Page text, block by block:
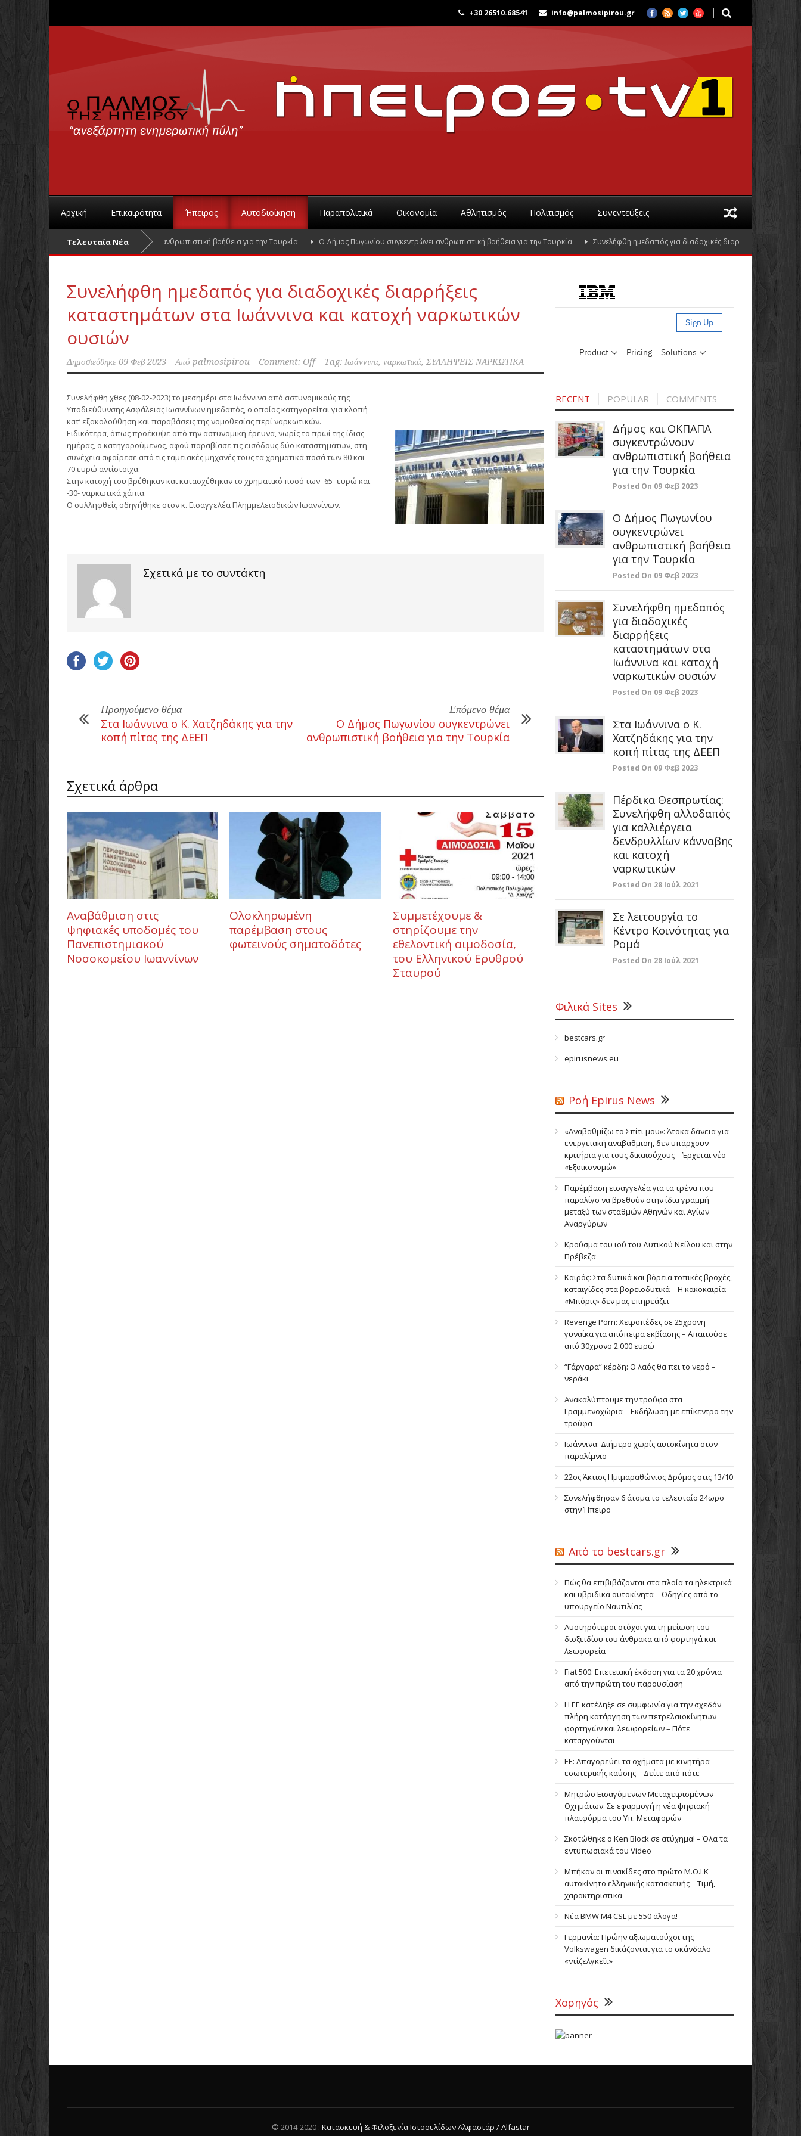
+30 26510.68541 info@palmosipirou.gr
Αρχική Επικαιρότητα Ήπειρος Αυτοδιοίκηση Παραπολιτικά Οικονομία Αθλητισμός Πολιτισμός Συνεντεύξεις
Τελευταία Νέα
Δήμος και ΟΚΠΑΠΑ συγκεντρώνουν ανθρωπιστική βοήθεια για την Τουρκία Ο Δήμος Πωγωνίου συγκεντρώνει ανθρωπιστική βοήθεια για την Τουρκία Συνελήφθη ημεδαπός για διαδοχικές διαρρήξεις καταστημάτων
Συνελήφθη ημεδαπός για διαδοχικές διαρρήξεις
καταστημάτων στα Ιωάννινα και κατοχή ναρκωτικών
ουσιών
Δημοσιεύθηκε 09 Φεβ 2023 Από palmosipirou Comment: Off Tag: Ιωάννινα, ναρκωτικά, ΣΥΛΛΗΨΕΙΣ ΝΑΡΚΩΤΙΚΑ
Συνελήφθη χθες (08-02-2023) το μεσημέρι στα Ιωάννινα από αστυνομικούς της
Υποδιεύθυνσης Ασφάλειας Ιωαννίνων ημεδαπός, ο οποίος κατηγορείται για κλοπή
κατ’ εξακολούθηση και παραβάσεις της νομοθεσίας περί ναρκωτικών.
Ειδικότερα, όπως προέκυψε από την αστυνομική έρευνα, νωρίς το πρωί της ίδιας
ημέρας, ο κατηγορούμενος, αφού παραβίασε τις εισόδους δύο καταστημάτων, στη
συνέχεια αφαίρεσε από τις ταμειακές μηχανές τους τα χρηματικά ποσά των 80 και
70 ευρώ αντίστοιχα.
Στην κατοχή του βρέθηκαν και κατασχέθηκαν το χρηματικό ποσό των -65- ευρώ και
-30- ναρκωτικά χάπια.
Ο συλληφθείς οδηγήθηκε στον κ. Εισαγγελέα Πλημμελειοδικών Ιωαννίνων.
Σχετικά με το συντάκτη
Προηγούμενο θέμα
Στα Ιωάννινα ο Κ. Χατζηδάκης για την
κοπή πίτας της ΔΕΕΠ
Επόμενο θέμα
Ο Δήμος Πωγωνίου συγκεντρώνει
ανθρωπιστική βοήθεια για την Τουρκία
Σχετικά άρθρα
Αναβάθμιση στις
ψηφιακές υποδομές του
Πανεπιστημιακού
Νοσοκομείου Ιωαννίνων
Ολοκληρωμένη
παρέμβαση στους
φωτεινούς σηματοδότες
Συμμετέχουμε &
στηρίζουμε την
εθελοντική αιμοδοσία,
του Ελληνικού Ερυθρού
Σταυρού
RECENT POPULAR COMMENTS
Δήμος και ΟΚΠΑΠΑ
συγκεντρώνουν
ανθρωπιστική βοήθεια
για την Τουρκία
Posted On 09 Φεβ 2023
Ο Δήμος Πωγωνίου
συγκεντρώνει
ανθρωπιστική βοήθεια
για την Τουρκία
Posted On 09 Φεβ 2023
Συνελήφθη ημεδαπός
για διαδοχικές
διαρρήξεις
καταστημάτων στα
Ιωάννινα και κατοχή
ναρκωτικών ουσιών
Posted On 09 Φεβ 2023
Στα Ιωάννινα ο Κ.
Χατζηδάκης για την
κοπή πίτας της ΔΕΕΠ
Posted On 09 Φεβ 2023
Πέρδικα Θεσπρωτίας:
Συνελήφθη αλλοδαπός
για καλλιέργεια
δενδρυλλίων κάνναβης
και κατοχή
ναρκωτικών
Posted On 28 Ιούλ 2021
Σε λειτουργία το
Κέντρο Κοινότητας για
Ρομά
Posted On 28 Ιούλ 2021
Φιλικά Sites
bestcars.gr
epirusnews.eu
Ροή Epirus News
«Αναβαθμίζω το Σπίτι μου»: Άτοκα δάνεια για
ενεργειακή αναβάθμιση, δεν υπάρχουν
κριτήρια για τους δικαιούχους – Έρχεται νέο
«Εξοικονομώ»
Παρέμβαση εισαγγελέα για τα τρένα που
παραλίγο να βρεθούν στην ίδια γραμμή
μεταξύ των σταθμών Αθηνών και Αγίων
Αναργύρων
Κρούσμα του ιού του Δυτικού Νείλου και στην
Πρέβεζα
Καιρός: Στα δυτικά και βόρεια τοπικές βροχές,
καταιγίδες στα βορειοδυτικά – Η κακοκαιρία
«Μπόρις» δεν μας επηρεάζει
Revenge Porn: Χειροπέδες σε 25χρονη
γυναίκα για απόπειρα εκβίασης – Απαιτούσε
από 30χρονο 2.000 ευρώ
“Γάργαρα” κέρδη: Ο λαός θα πει το νερό –
νεράκι
Ανακαλύπτουμε την τρούφα στα
Γραμμενοχώρια – Εκδήλωση με επίκεντρο την
τρούφα
Ιωάννινα: Διήμερο χωρίς αυτοκίνητα στoν
παραλίμνιο
22ος Άκτιος Ημιμαραθώνιος Δρόμος στις 13/10
Συνελήφθησαν 6 άτομα το τελευταίο 24ωρο
στην Ήπειρο
Από το bestcars.gr
Πώς θα επιβιβάζονται στα πλοία τα ηλεκτρικά
και υβριδικά αυτοκίνητα – Οδηγίες από το
υπουργείο Ναυτιλίας
Αυστηρότεροι στόχοι για τη μείωση του
διοξειδίου του άνθρακα από φορτηγά και
λεωφορεία
Fiat 500: Επετειακή έκδοση για τα 20 χρόνια
από την πρώτη του παρουσίαση
Η ΕΕ κατέληξε σε συμφωνία για την σχεδόν
πλήρη κατάργηση των πετρελαιοκίνητων
φορτηγών και λεωφορείων – Πότε
καταργούνται
ΕΕ: Απαγορεύει τα οχήματα με κινητήρα
εσωτερικής καύσης – Δείτε από πότε
Μητρώο Εισαγόμενων Μεταχειρισμένων
Οχημάτων: Σε εφαρμογή η νέα ψηφιακή
πλατφόρμα του Υπ. Μεταφορών
Σκοτώθηκε ο Ken Block σε ατύχημα! – Όλα τα
εντυπωσιακά του Video
Μπήκαν οι πινακίδες στο πρώτο Μ.Ο.Ι.Κ
αυτοκίνητο ελληνικής κατασκευής – Τιμή,
χαρακτηριστικά
Νέα BMW M4 CSL με 550 άλογα!
Γερμανία: Πρώην αξιωματούχοι της
Volkswagen δικάζονται για το σκάνδαλο
«ντίζελγκεϊτ»
Χορηγός
© 2014-2020 : Κατασκευή & Φιλοξενία Ιστοσελίδων Αλφαστάρ / Alfastar